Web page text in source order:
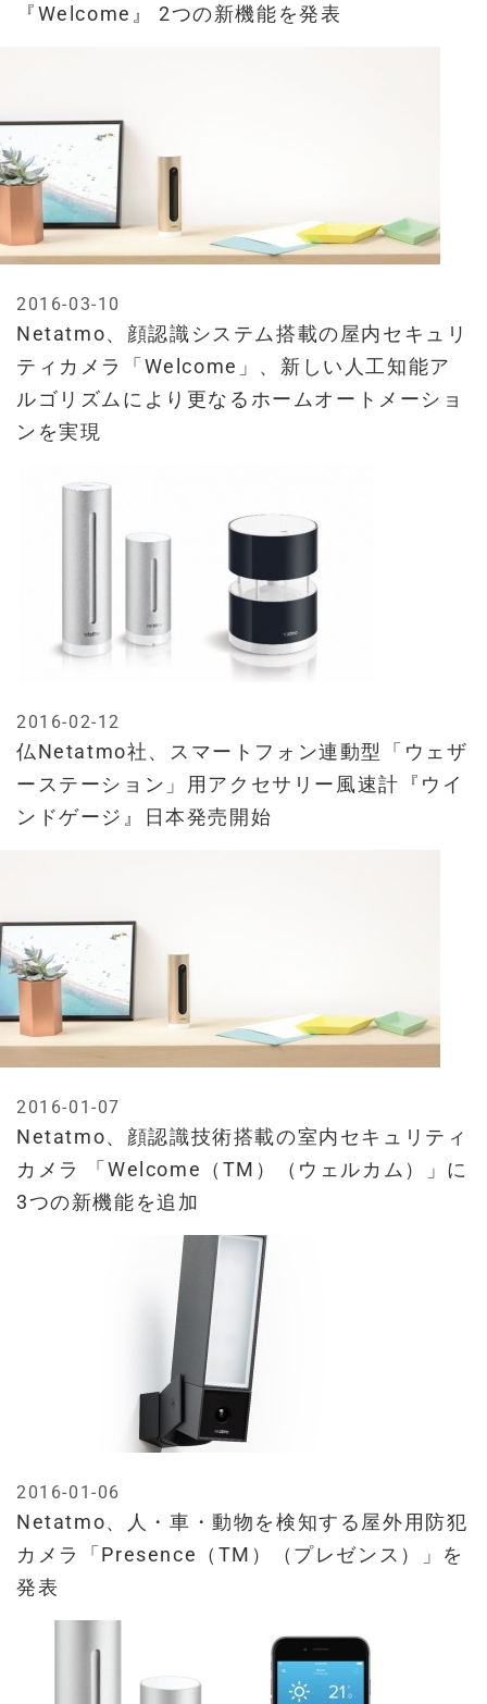
『Welcome』 2つの新機能を発表
Netatmo、顔認識システム搭載の屋内セキュリ
ティカメラ「Welcome」、新しい人工知能ア
ルゴリズムにより更なるホームオートメーショ
ンを実現
2016-03-10
仏Netatmo社、スマートフォン連動型「ウェザ
ーステーション」用アクセサリー風速計『ウイ
ンドゲージ』日本発売開始
2016-02-12
Netatmo、顔認識技術搭載の室内セキュリティ
カメラ 「Welcome（TM）（ウェルカム）」に
3つの新機能を追加
2016-01-07
Netatmo、人・車・動物を検知する屋外用防犯
カメラ「Presence（TM）（プレゼンス）」を
発表
2016-01-06